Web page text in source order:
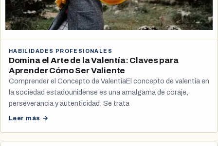
HABILIDADES PROFESIONALES
Domina el Arte de la Valentía: Claves para
Aprender Cómo Ser Valiente
Comprender el Concepto de ValentíaEl concepto de valentía en
la sociedad estadounidense es una amalgama de coraje,
perseverancia y autenticidad. Se trata
Leer más →